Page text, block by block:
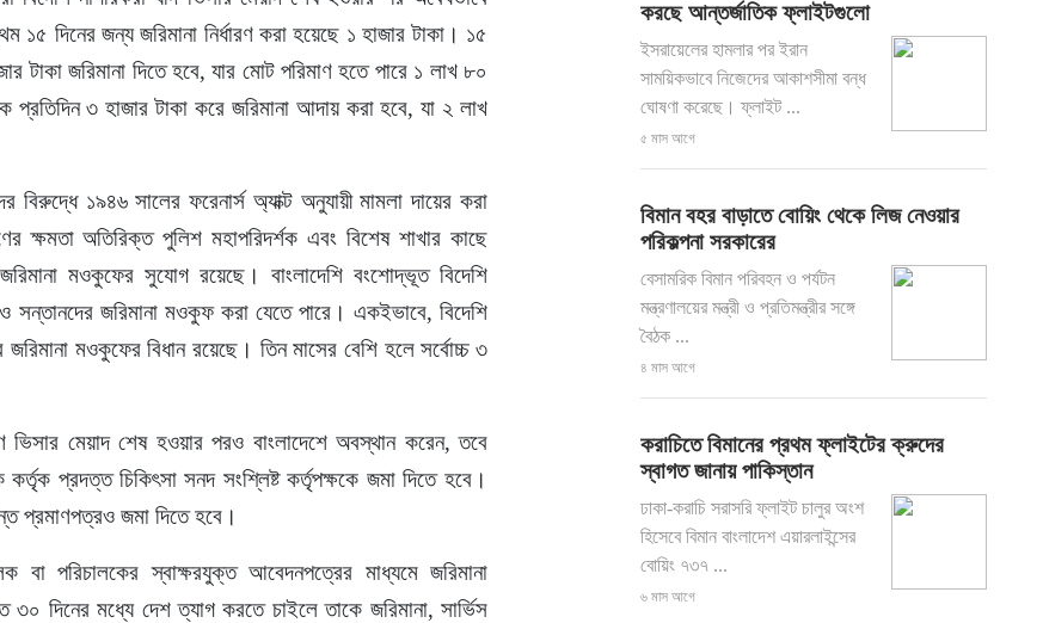
১৫ দিনের জন্য জরিমানা নির্ধারণ করা হয়েছে ১ হাজার টাকা। ১৫
টাকা জরিমানা দিতে হবে, যার মোট পরিমাণ হতে পারে ১ লাখ ৮০
প্রতিদিন ৩ হাজার টাকা করে জরিমানা আদায় করা হবে, যা ২ লাখ
১৯৪৬ সালের ফরেনার্স অ্যাক্ট অনুযায়ী মামলা দায়ের করা
ক্ষমতা অতিরিক্ত পুলিশ মহাপরিদর্শক এবং বিশেষ শাখার কাছে
মওকুফের সুযোগ রয়েছে। বাংলাদেশি বংশোদ্ভূত বিদেশি
ও সন্তানদের জরিমানা মওকুফ করা যেতে পারে। একইভাবে, বিদেশি
মওকুফের বিধান রয়েছে। তিন মাসের বেশি হলে সর্বোচ্চ ৩
ভিসার মেয়াদ শেষ হওয়ার পরও বাংলাদেশে অবস্থান করেন, তবে
প্রদত্ত চিকিৎসা সনদ সংশ্লিষ্ট কর্তৃপক্ষকে জমা দিতে হবে।
প্রমাণপত্রও জমা দিতে হবে।
পরিচালকের স্বাক্ষরযুক্ত আবেদনপত্রের মাধ্যমে জরিমানা
দিনের মধ্যে দেশ ত্যাগ করতে চাইলে তাকে জরিমানা, সার্ভিস
করছে আন্তর্জাতিক ফ্লাইটগুলো
ইসরায়েলের হামলার পর ইরান
সাময়িকভাবে নিজেদের আকাশসীমা বন্ধ
ঘোষণা করেছে। ফ্লাইট ...
৫ মাস আগে
বিমান বহর বাড়াতে বোয়িং থেকে লিজ নেওয়ার
পরিকল্পনা সরকারের
­বেসামরিক বিমান পরিবহন ও পর্যটন
মন্ত্রণালয়ের মন্ত্রী ও প্রতিমন্ত্রীর সঙ্গে
বৈঠক ...
৪ মাস আগে
করাচিতে বিমানের প্রথম ফ্লাইটের ক্রুদের
স্বাগত জানায় পাকিস্তান
ঢাকা-করাচি সরাসরি ফ্লাইট চালুর অংশ
হিসেবে বিমান বাংলাদেশ এয়ারলাইন্সের
বোয়িং ৭৩৭ ...
৬ মাস আগে